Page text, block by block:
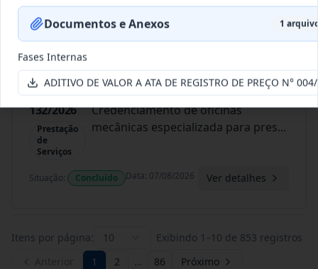
de
Serviços
Situação: Concluído Data:07/08/2026 Ver detalhes
132/2026
Prestação
de
Serviços
Credenciamento de oficinas
mecânicas especializada para pres...
Situação: Concluído Data: 07/08/2026 Ver detalhes
Itens por página: 10 Exibindo 1 –10 de 853 registros
1 2 … 86 Próximo
Documentos e Anexos 1
Fases Internas
ADITIVO DE VALOR A ATA DE REGISTRO DE PREÇO N°